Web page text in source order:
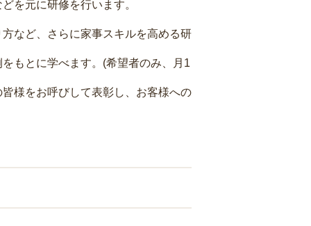
を元に研修を行います。
など、さらに家事スキルを高める研
もとに学べます。(希望者のみ、月1
様をお呼びして表彰し、お客様への